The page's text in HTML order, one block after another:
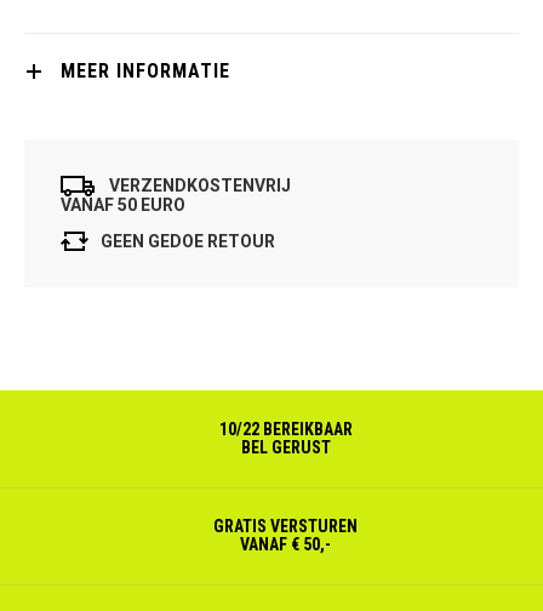
MEER INFORMATIE
VERZENDKOSTENVRIJ
VANAF 50 EURO
GEEN GEDOE RETOUR
10/22 BEREIKBAAR
BEL GERUST
GRATIS VERSTUREN
VANAF € 50,-